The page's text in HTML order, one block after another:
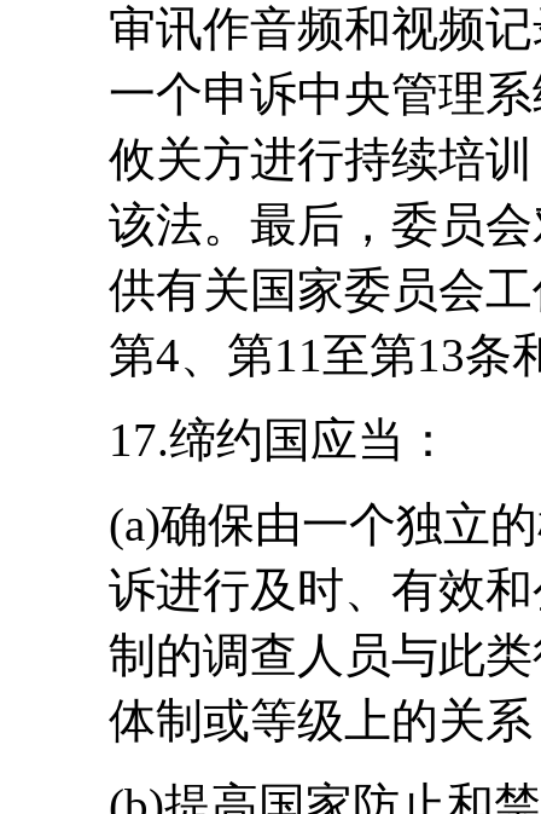
审讯作音频和视频
一个申诉中央管理
攸关方进行持续培
该法。最后，委员
供有关国家委员会
第4、第11至第13条
17.缔约国应当：
(a)确保由一个独立
诉进行及时、有效
制的调查人员与此
体制或等级上的关